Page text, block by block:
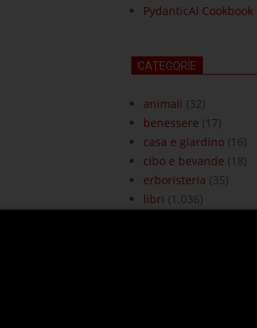
PydanticAI Cookbook
CATEGORIE
animali (32)
benessere (17)
casa e giardino(16)
cibo e bevande (18)
erboristeria (35)
libri (1.036)